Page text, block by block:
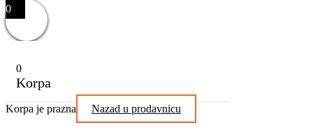
0
0
Korpa
Korpa je prazna Nazad u prodavnicu